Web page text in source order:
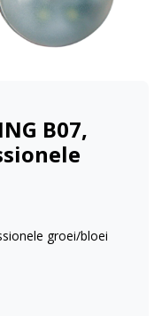
B07,
groei/bloei